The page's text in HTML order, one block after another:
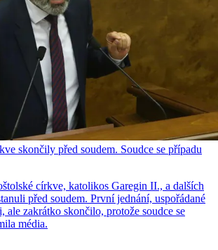
skončily před soudem. Soudce se případu
církve, katolikos Garegin II., a dalších
před soudem. První jednání, uspořádané
ale zakrátko skončilo, protože soudce se
média.